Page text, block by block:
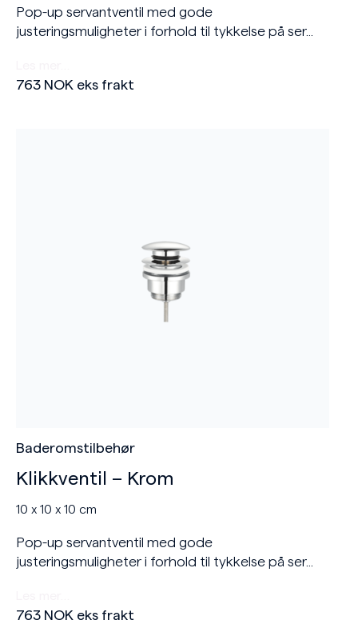
Pop-up servantventil med gode
justeringsmuligheter i forhold til tykkelse på ser...
763 NOK eks frakt
Baderomstilbehør
Klikkventil – Krom
10 x 10 x 10 cm
Pop-up servantventil med gode
justeringsmuligheter i forhold til tykkelse på ser...
763 NOK eks frakt